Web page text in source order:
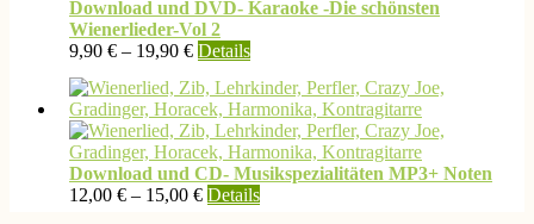
Varianten
auf.
Die
Optionen
können
auf
der
Produktseite
gewählt
werden
Download und DVD- Karaoke -Die schönsten
Wienerlieder-Vol 2
9,90 € – 19,90 € DetailsDieses
weist
mehrere
Varianten
auf.
Die
Optionen
Download und CD- Musikspezialitäten MP3+ Noten
12,00 € – 15,00 € DetailsDieses